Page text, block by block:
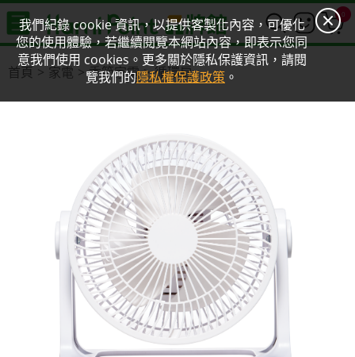
我們紀錄 cookie 資訊，以提供客製化內容，可優化
您的使用體驗，若繼續閱覽本網站內容，即表示您同
意我們使用 cookies。更多關於隱私保護資訊，請閱
覽我們的隱私權保護政策 。
0
首頁 家電 季節家電 循環扇